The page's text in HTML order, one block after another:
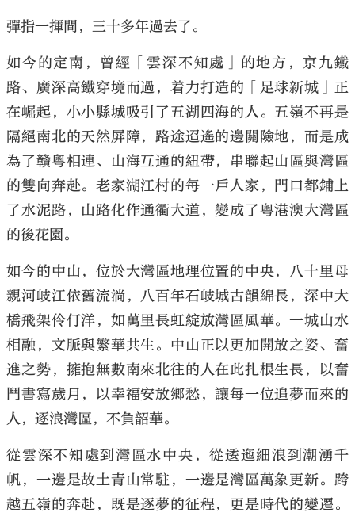
彈指一揮間，三十多年過去了。
如今的定南，曾經「雲深不知處」的地方，京九鐵
路、廣深高鐵穿境而過，着力打造的「足球新城」正
在崛起，小小縣城吸引了五湖四海的人。五嶺不再是
隔絕南北的天然屏障，路途迢遙的邊關險地，而是成
為了贛粵相連、山海互通的紐帶，串聯起山區與灣區
的雙向奔赴。老家湖江村的每一戶人家，門口都鋪上
了水泥路，山路化作通衢大道，變成了粵港澳大灣區
的後花園。
如今的中山，位於大灣區地理位置的中央，八十里母
親河岐江依舊流淌，八百年石岐城古韻綿長，深中大
橋飛架伶仃洋，如萬里長虹綻放灣區風華。一城山水
相融，文脈與繁華共生。中山正以更加開放之姿、奮
進之勢，擁抱無數南來北往的人在此扎根生長，以奮
鬥書寫歲月，以幸福安放鄉愁，讓每一位追夢而來的
人，逐浪灣區，不負韶華。
從雲深不知處到灣區水中央，從逶迤細浪到潮湧千
帆，一邊是故土青山常駐，一邊是灣區萬象更新。跨
越五嶺的奔赴，既是逐夢的征程，更是時代的變遷。